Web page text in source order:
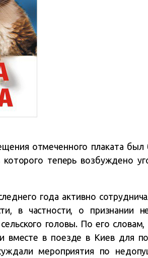
отмеченного плаката был
которого теперь возбуждено
года активно
в частности, о признании
головы. По его
вместе в поезде в Киев для
мероприятия по